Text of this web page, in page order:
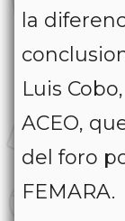
la
Luis
ACEO,
del foro
FEMARA.